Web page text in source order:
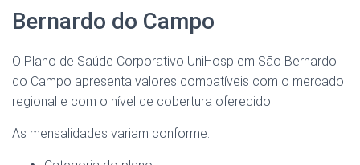
Bernardo do Campo
O Plano de Saúde Corporativo UniHosp em São Bernardo
do Campo apresenta valores compatíveis com o mercado
regional e com o nível de cobertura oferecido.
As mensalidades variam conforme: